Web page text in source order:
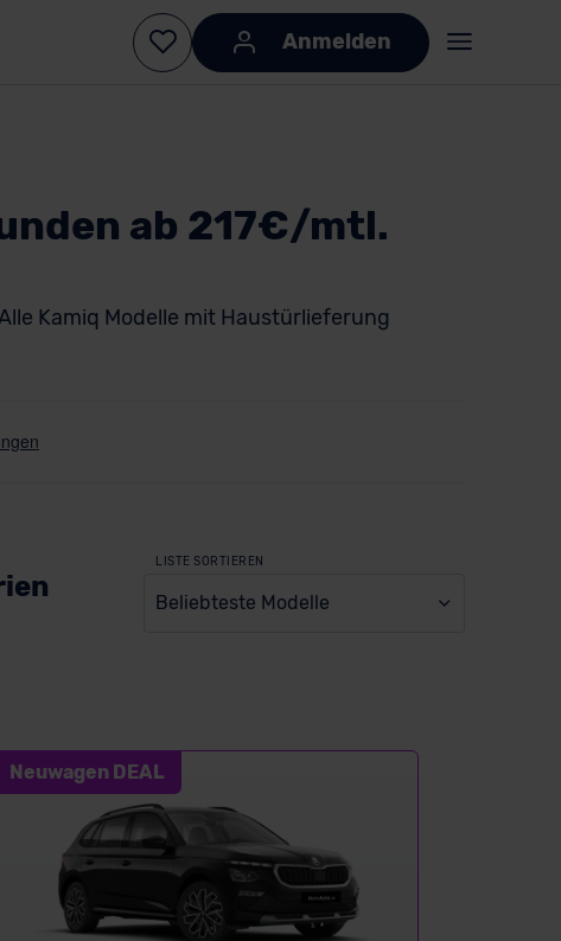
Anmelden
ab 217€/mtl.
Kamiq Modelle mit Haustürlieferung
LISTE SORTIEREN
Beliebteste Modelle
Neuwagen DEAL